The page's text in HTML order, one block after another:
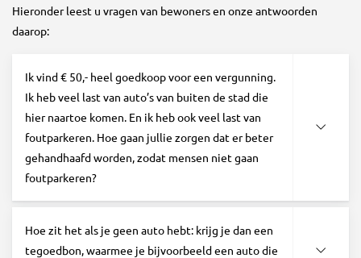
Hieronder leest u vragen van bewoners en onze antwoorden
daarop:
Ik vind € 50,- heel goedkoop voor een vergunning.
Ik heb veel last van auto’s van buiten de stad die
hier naartoe komen. En ik heb ook veel last van
foutparkeren. Hoe gaan jullie zorgen dat er beter
gehandhaafd worden, zodat mensen niet gaan
foutparkeren?
Hoe zit het als je geen auto hebt: krijg je dan een
tegoedbon, waarmee je bijvoorbeeld een auto die